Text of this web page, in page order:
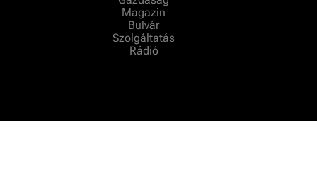
Magazin
Bulvár
Szolgáltatás
Rádió